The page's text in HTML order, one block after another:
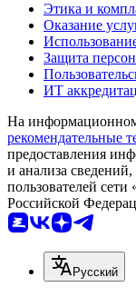
Этика и
Оказание
Защита
ИТ
На
рекомендательные
предоставления
и анализа
пользователей
Российской
Русский